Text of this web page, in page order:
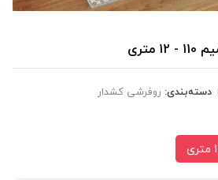
دسته‌بندی: روفرشی کشدار